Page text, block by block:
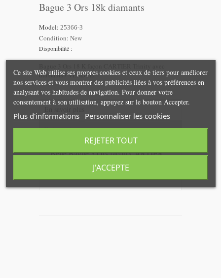
Bague 3 Ors 18k diamants
Model: 25366-3
Condition: New
Disponibilité :
diamants / VENDUE
Fiche technique
Belle Bague 3 Ors façon CARTIER
Trinity avec petits diamants
Ce site Web utilise ses propres cookies et ceux de tiers pour améliorer
nos services et vous montrer des publicités liées à vos préférences en
analysant vos habitudes de navigation. Pour donner votre
consentement à son utilisation, appuyez sur le bouton Accepter.
Plus d'informations Personnaliser les cookies
REJETER TOUT
J'ACCEPTE